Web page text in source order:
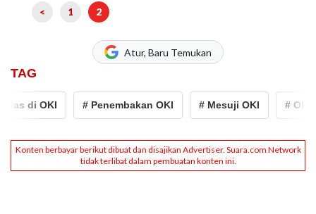
< 1 2
Atur, Baru Temukan
TAG
di OKI # Penembakan OKI # Mesuji OKI # OKI